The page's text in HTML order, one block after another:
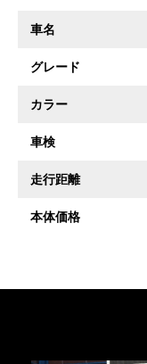
車名
グレード
カラー
車検
走行距離
本体価格